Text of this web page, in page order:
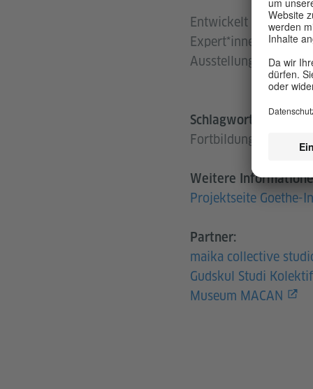
Entwickelt mit dem
Expert*innen, bietet
Schlagworte:
Fortbildung,
Weitere
Projektseite Goethe-
Partner:
maika collective
Gudskul Studi Kolektif
Museum MACAN